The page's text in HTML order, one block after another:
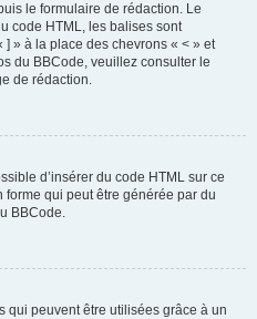
le formulaire de rédaction. Le
code HTML, les balises sont
» à la place des chevrons « < » et
du BBCode, veuillez consulter le
de rédaction.
d’insérer du code HTML sur ce
qui peut être générée par du
BBCode.
qui peuvent être utilisées grâce à un